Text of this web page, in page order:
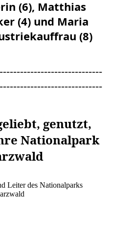
(6), Matthias
(4) und Maria
(8)
genutzt,
Nationalpark
Leiter des Nationalparks